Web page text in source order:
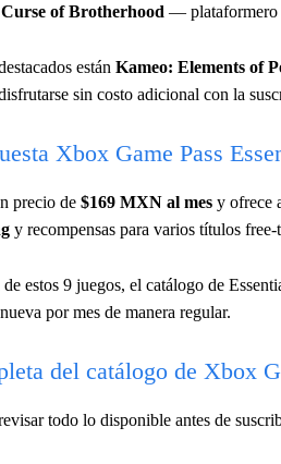
of Brotherhood — plataformero
están Kameo: Elements of
sin costo adicional con la
Xbox Game Pass
precio de $169 MXN al mes y ofrece
y recompensas para varios títulos free-
estos 9 juegos, el catálogo de
por mes de manera regular.
del catálogo de Xbox
todo lo disponible antes de